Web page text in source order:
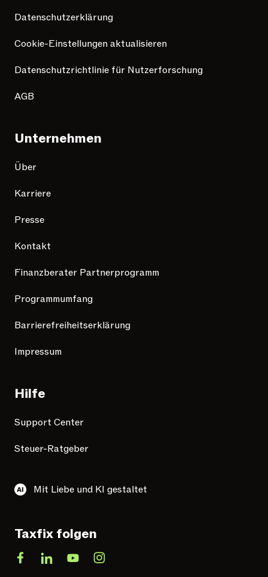
Datenschutzerklärung
Cookie-Einstellungen aktualisieren
Datenschutzrichtlinie für Nutzerforschung
AGB
Unternehmen
Über
Karriere
Presse
Kontakt
Finanzberater Partnerprogramm
Programmumfang
Barrierefreiheitserklärung
Impressum
Hilfe
Support Center
Steuer-Ratgeber
Mit Liebe und KI gestaltet
Taxfix folgen